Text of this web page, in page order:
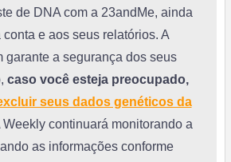
de DNA com a 23andMe, ainda
e aos seus relatórios. A
garante a segurança dos seus
caso você esteja preocupado,
seus dados genéticos da
continuará monitorando a
as informações conforme